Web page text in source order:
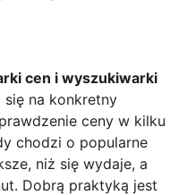
cen i wyszukiwarki
się na konkretny
ceny w kilku
chodzi o popularne
niż się wydaje, a
Dobrą praktyką jest